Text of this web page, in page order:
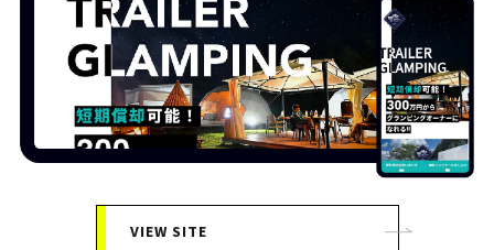
VIEW SITE